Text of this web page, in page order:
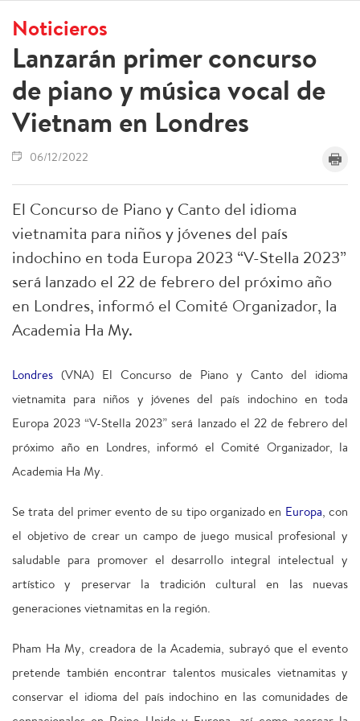
Noticieros
Lanzarán primer concurso
de piano y música vocal de
Vietnam en Londres
06/12/2022
El Concurso de Piano y Canto del idioma
vietnamita para niños y jóvenes del país
indochino en toda Europa 2023 “V-Stella 2023”
será lanzado el 22 de febrero del próximo año
en Londres, informó el Comité Organizador, la
Academia Ha My.
Londres (VNA) El Concurso de Piano y Canto del idioma
vietnamita para niños y jóvenes del país indochino en toda
Europa 2023 “V-Stella 2023” será lanzado el 22 de febrero del
próximo año en Londres, informó el Comité Organizador, la
Academia Ha My.
Se trata del primer evento de su tipo organizado en Europa, con
el objetivo de crear un campo de juego musical profesional y
saludable para promover el desarrollo integral intelectual y
artístico y preservar la tradición cultural en las nuevas
generaciones vietnamitas en la región.
Pham Ha My, creadora de la Academia, subrayó que el evento
pretende también encontrar talentos musicales vietnamitas y
conservar el idioma del país indochino en las comunidades de